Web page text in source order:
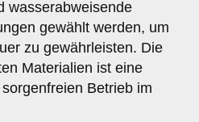
wasserabweisende
gewählt werden, um
zu gewährleisten. Die
Materialien ist eine
Betrieb im